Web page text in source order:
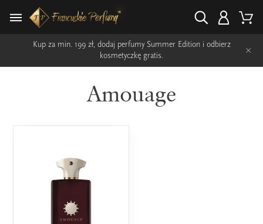
Kup za min. 199 zł, dodaj perfumy Summer Edition i odbierz
kosmetyczkę gratis.
×
Amouage